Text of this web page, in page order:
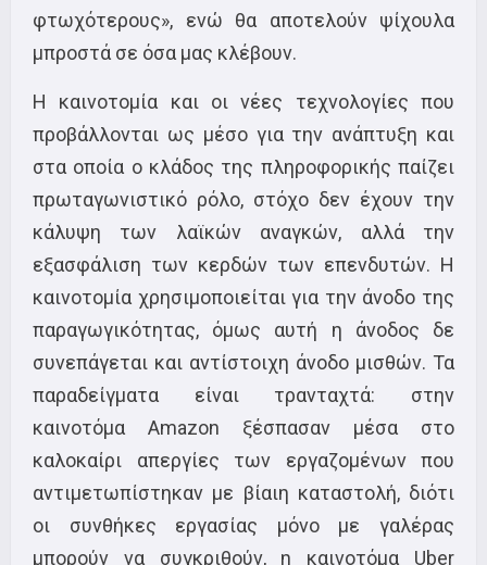
φτωχότερους», ενώ θα αποτελούν ψίχουλα
μπροστά σε όσα μας κλέβουν.
Η καινοτομία και οι νέες τεχνολογίες που
προβάλλονται ως μέσο για την ανάπτυξη και
στα οποία ο κλάδος της πληροφορικής παίζει
πρωταγωνιστικό ρόλο, στόχο δεν έχουν την
κάλυψη των λαϊκών αναγκών, αλλά την
εξασφάλιση των κερδών των επενδυτών. Η
καινοτομία χρησιμοποιείται για την άνοδο της
παραγωγικότητας, όμως αυτή η άνοδος δε
συνεπάγεται και αντίστοιχη άνοδο μισθών. Τα
παραδείγματα είναι τρανταχτά: στην
καινοτόμα Amazon ξέσπασαν μέσα στο
καλοκαίρι απεργίες των εργαζομένων που
αντιμετωπίστηκαν με βίαιη καταστολή, διότι
οι συνθήκες εργασίας μόνο με γαλέρας
μπορούν να συγκριθούν, η καινοτόμα Uber